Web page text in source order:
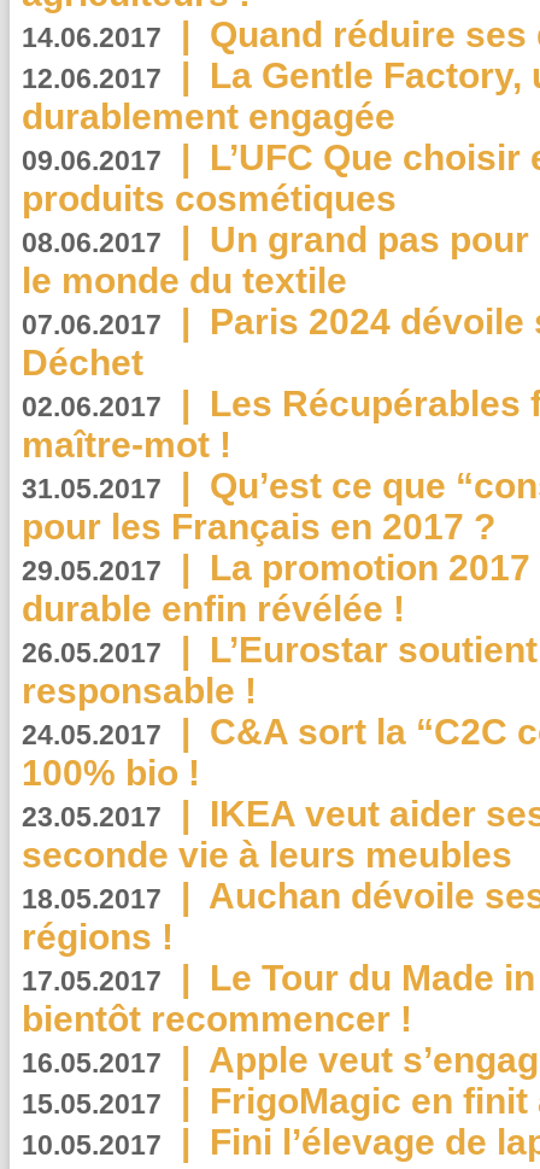
14.06.2017 | Quand réduire
12.06.2017 | La Gentle
durablement engagée
09.06.2017 | L’UFC Que
produits cosmétiques
08.06.2017 | Un grand pas
le monde du textile
07.06.2017 | Paris 2024
Déchet
02.06.2017 | Les Récupérables
maître-mot !
31.05.2017 | Qu’est ce que
pour les Français en 2017 ?
29.05.2017 | La promotion
durable enfin révélée !
26.05.2017 | L’Eurostar
responsable !
24.05.2017 | C&A sort la “C2C
100% bio !
23.05.2017 | IKEA veut aider
seconde vie à leurs meubles
18.05.2017 | Auchan dévoile
régions !
17.05.2017 | Le Tour du Made
bientôt recommencer !
16.05.2017 | Apple veut
15.05.2017 | FrigoMagic en
10.05.2017 | Fini l’élevage de